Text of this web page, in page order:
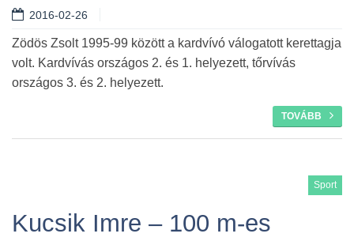
2016-02-26
Zödös Zsolt 1995-99 között a kardvívó válogatott kerettagja
volt. Kardvívás országos 2. és 1. helyezett, tőrvívás
országos 3. és 2. helyezett.
TOVÁBB
Sport
Kucsik Imre – 100 m-es